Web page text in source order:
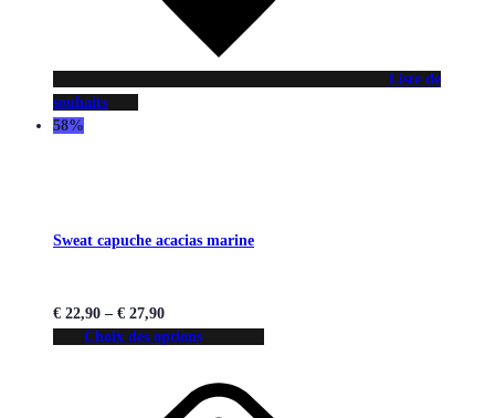
Liste de
souhaits
58%
Sweat capuche acacias marine
€ 22,90 – € 27,90
Choix des options